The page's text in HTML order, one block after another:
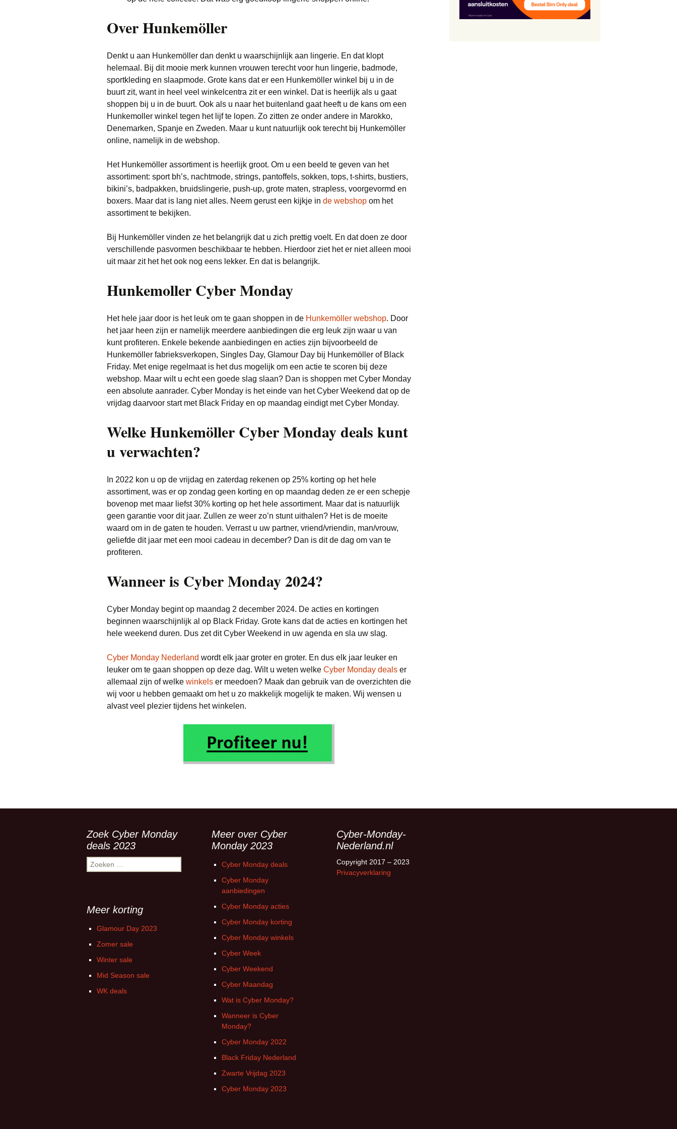
Smartphone Samsung Galaxy
Sim Only
Soundbar Sonos
Stofzuigers
Tablets
Televisie
Xbox Xbox Series X
Waterkokers
Keuken
Over Hunkemöller
Denkt u aan Hunkemöller dan denkt u waarschijnlijk aan lingerie. En dat klopt
helemaal. Bij dit mooie merk kunnen vrouwen terecht voor hun lingerie, badmode,
sportkleding en slaapmode. Grote kans dat er een Hunkemöller winkel bij u in de
buurt zit, want in heel veel winkelcentra zit er een winkel. Dat is heerlijk als u gaat
shoppen bij u in de buurt. Ook als u naar het buitenland gaat heeft u de kans om een
Hunkemoller winkel tegen het lijf te lopen. Zo zitten ze onder andere in Marokko,
Denemarken, Spanje en Zweden. Maar u kunt natuurlijk ook terecht bij Hunkemöller
online, namelijk in de webshop.
Het Hunkemöller assortiment is heerlijk groot. Om u een beeld te geven van het
assortiment: sport bh’s, nachtmode, strings, pantoffels, sokken, tops, t-shirts, bustiers,
bikini’s, badpakken, bruidslingerie, push-up, grote maten, strapless, voorgevormd en
boxers. Maar dat is lang niet alles. Neem gerust een kijkje in de webshop om het
assortiment te bekijken.
Bij Hunkemöller vinden ze het belangrijk dat u zich prettig voelt. En dat doen ze door
verschillende pasvormen beschikbaar te hebben. Hierdoor ziet het er niet alleen mooi
uit maar zit het het ook nog eens lekker. En dat is belangrijk.
Hunkemoller Cyber Monday
Het hele jaar door is het leuk om te gaan shoppen in de Hunkemöller webshop. Door
het jaar heen zijn er namelijk meerdere aanbiedingen die erg leuk zijn waar u van
kunt profiteren. Enkele bekende aanbiedingen en acties zijn bijvoorbeeld de
Hunkemöller fabrieksverkopen, Singles Day, Glamour Day bij Hunkemöller of Black
Friday. Met enige regelmaat is het dus mogelijk om een actie te scoren bij deze
webshop. Maar wilt u echt een goede slag slaan? Dan is shoppen met Cyber Monday
een absolute aanrader. Cyber Monday is het einde van het Cyber Weekend dat op de
vrijdag daarvoor start met Black Friday en op maandag eindigt met Cyber Monday.
Welke Hunkemöller Cyber Monday deals kunt
u verwachten?
In 2022 kon u op de vrijdag en zaterdag rekenen op 25% korting op het hele
assortiment, was er op zondag geen korting en op maandag deden ze er een schepje
bovenop met maar liefst 30% korting op het hele assortiment. Maar dat is natuurlijk
geen garantie voor dit jaar. Zullen ze weer zo’n stunt uithalen? Het is de moeite
waard om in de gaten te houden. Verrast u uw partner, vriend/vriendin, man/vrouw,
geliefde dit jaar met een mooi cadeau in december? Dan is dit de dag om van te
profiteren.
Wanneer is Cyber Monday 2024?
Cyber Monday begint op maandag 2 december 2024. De acties en kortingen
beginnen waarschijnlijk al op Black Friday. Grote kans dat de acties en kortingen het
hele weekend duren. Dus zet dit Cyber Weekend in uw agenda en sla uw slag.
Cyber Monday Nederland wordt elk jaar groter en groter. En dus elk jaar leuker en
leuker om te gaan shoppen op deze dag. Wilt u weten welke Cyber Monday deals er
allemaal zijn of welke winkels er meedoen? Maak dan gebruik van de overzichten die
wij voor u hebben gemaakt om het u zo makkelijk mogelijk te maken. Wij wensen u
alvast veel plezier tijdens het winkelen.
Zoek Cyber Monday
deals 2023
Zoeken
naar:
Meer over Cyber
Monday 2023
Cyber Monday deals
Cyber Monday
aanbiedingen
Cyber Monday acties
Cyber Monday korting
Cyber Monday winkels
Cyber Week
Cyber Weekend
Cyber Maandag
Wat is Cyber Monday?
Wanneer is Cyber
Monday?
Cyber Monday 2022
Black Friday Nederland
Zwarte Vrijdag 2023
Cyber Monday 2023
Cyber-Monday-
Nederland.nl
Copyright 2017 – 2023
Privacyverklaring
Meer korting
Glamour Day 2023
Zomer sale
Winter sale
Mid Season sale
WK deals